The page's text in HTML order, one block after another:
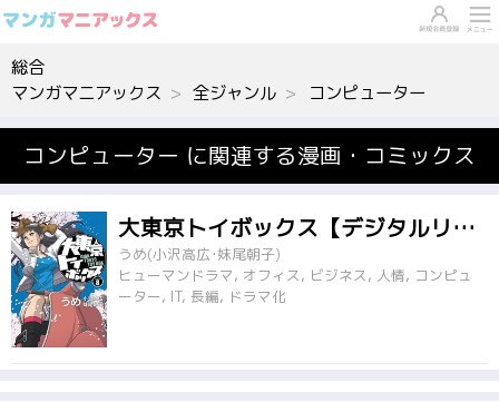
総合
マンガマニアックス
全ジャンル コンピューター
コンピューター に関連する漫画・コミックス
大東京トイボックス【デジタルリマスター版】
うめ(小沢高広･妹尾朝子)
ヒューマンドラマ, オフィス, ビジネス, 人情, コンピュ
ーター, IT, 長編, ドラマ化